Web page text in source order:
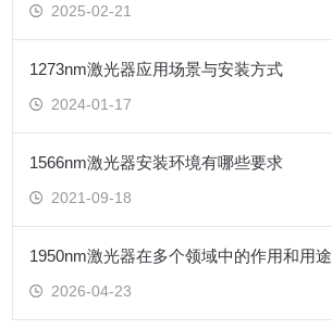
2025-02-21
1273nm激光器应用场景与安装方式
2024-01-17
1566nm激光器安装环境有哪些要求
2021-09-18
1950nm激光器在多个领域中的作用和用途
2026-04-23